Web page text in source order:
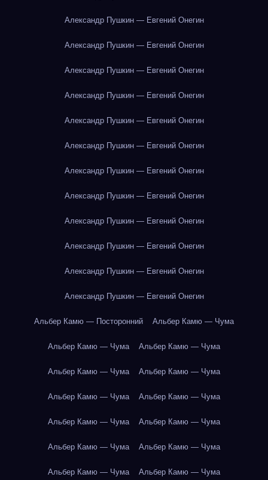
Александр Пушкин — Евгений Онегин
Александр Пушкин — Евгений Онегин
Александр Пушкин — Евгений Онегин
Александр Пушкин — Евгений Онегин
Александр Пушкин — Евгений Онегин
Александр Пушкин — Евгений Онегин
Александр Пушкин — Евгений Онегин
Александр Пушкин — Евгений Онегин
Александр Пушкин — Евгений Онегин
Александр Пушкин — Евгений Онегин
Александр Пушкин — Евгений Онегин
Александр Пушкин — Евгений Онегин
Альбер Камю — Посторонний Альбер Камю — Чума
Альбер Камю — Чума Альбер Камю — Чума
Альбер Камю — Чума Альбер Камю — Чума
Альбер Камю — Чума Альбер Камю — Чума
Альбер Камю — Чума Альбер Камю — Чума
Альбер Камю — Чума Альбер Камю — Чума
Альбер Камю — Чума Альбер Камю — Чума